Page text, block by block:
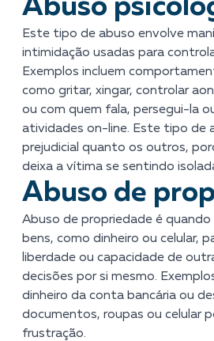
Abuso
Este tipo de abuso envolve
intimidação usadas para
Exemplos incluem
como gritar, xingar, controlar
ou com quem fala, persegui-la
atividades on-line. Este tipo de
prejudicial quanto os outros,
deixa a vítima se sentindo
Abuso de
Abuso de propriedade é quando
bens, como dinheiro ou celular,
liberdade ou capacidade de
decisões por si mesmo.
dinheiro da conta bancária ou
documentos, roupas ou celular
frustração.